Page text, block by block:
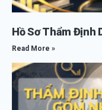
Hồ Sơ Thẩm Định
Read More »